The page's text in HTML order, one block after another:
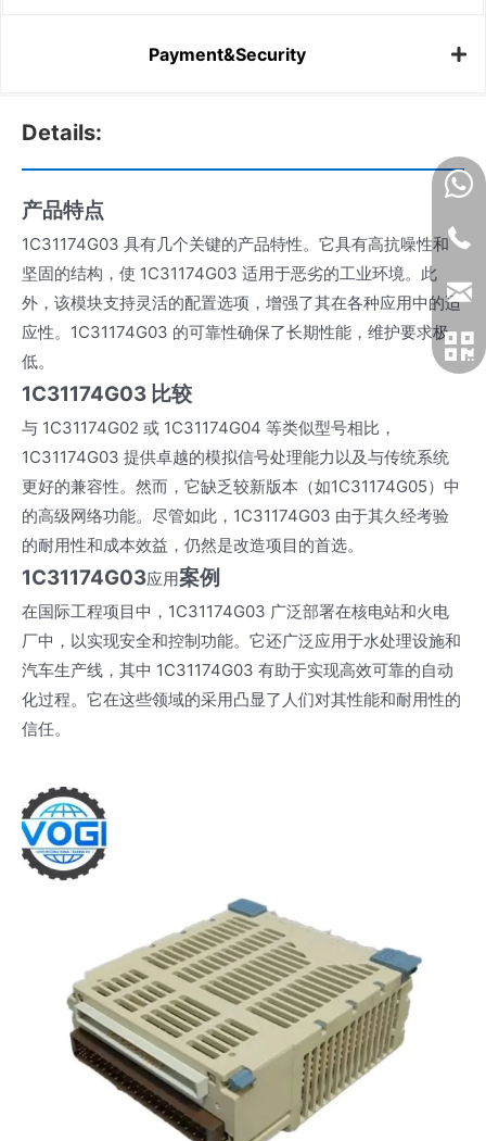
Payment&Security
Details:
产品特点
1C31174G03 具有几个关键的产品特性。它具有高抗噪性和
坚固的结构，使 1C31174G03 适用于恶劣的工业环境。此
外，该模块支持灵活的配置选项，增强了其在各种应用中的适
应性。1C31174G03 的可靠性确保了长期性能，维护要求极
低。
1C31174G03 比较
与 1C31174G02 或 1C31174G04 等类似型号相比，
1C31174G03 提供卓越的模拟信号处理能力以及与传统系统
更好的兼容性。然而，它缺乏较新版本（如1C31174G05）中
的高级网络功能。尽管如此，1C31174G03 由于其久经考验
的耐用性和成本效益，仍然是改造项目的首选。
1C31174G03应用案例
在国际工程项目中，1C31174G03 广泛部署在核电站和火电
厂中，以实现安全和控制功能。它还广泛应用于水处理设施和
汽车生产线，其中 1C31174G03 有助于实现高效可靠的自动
化过程。它在这些领域的采用凸显了人们对其性能和耐用性的
信任。